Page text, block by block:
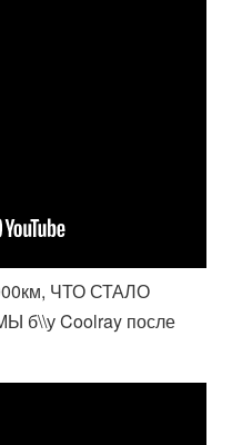
ЧТО СТАЛО
б\\у Coolray после